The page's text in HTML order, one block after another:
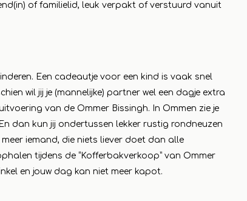
of familielid, leuk verpakt of verstuurd vanuit
Een cadeautje voor een kind is vaak snel
wil jij je (mannelijke) partner wel een dagje extra
van de Ommer Bissingh. In Ommen zie je
dan kun jij ondertussen lekker rustig rondneuzen
iemand, die niets liever doet dan alle
tijdens de “Kofferbakverkoop” van Ommer
en jouw dag kan niet meer kapot.